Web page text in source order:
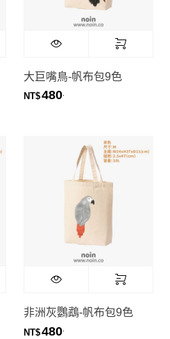
大巨嘴鳥-帆布包9色
NT$480
非洲灰鸚鵡-帆布包9色
NT$480